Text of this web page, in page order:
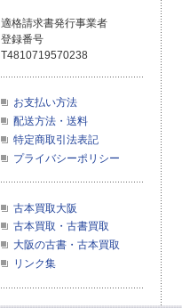
適格請求書発行事業者
登録番号
T4810719570238
お支払い方法
配送方法・送料
特定商取引法表記
プライバシーポリシー
古本買取大阪
古本買取・古書買取
大阪の古書・古本買取
リンク集